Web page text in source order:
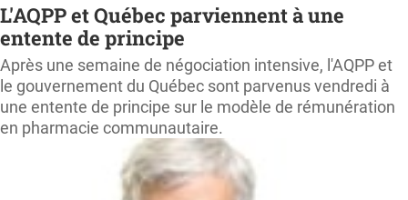
L'AQPP et Québec parviennent à une
entente de principe
Après une semaine de négociation intensive, l'AQPP et
le gouvernement du Québec sont parvenus vendredi à
une entente de principe sur le modèle de rémunération
en pharmacie communautaire.